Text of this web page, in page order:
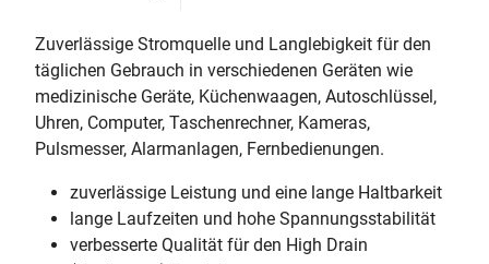
Zuverlässige Stromquelle und Langlebigkeit für den
täglichen Gebrauch in verschiedenen Geräten wie
medizinische Geräte, Küchenwaagen, Autoschlüssel,
Uhren, Computer, Taschenrechner, Kameras,
Pulsmesser, Alarmanlagen, Fernbedienungen.
zuverlässige Leistung und eine lange Haltbarkeit
lange Laufzeiten und hohe Spannungsstabilität
verbesserte Qualität für den High Drain